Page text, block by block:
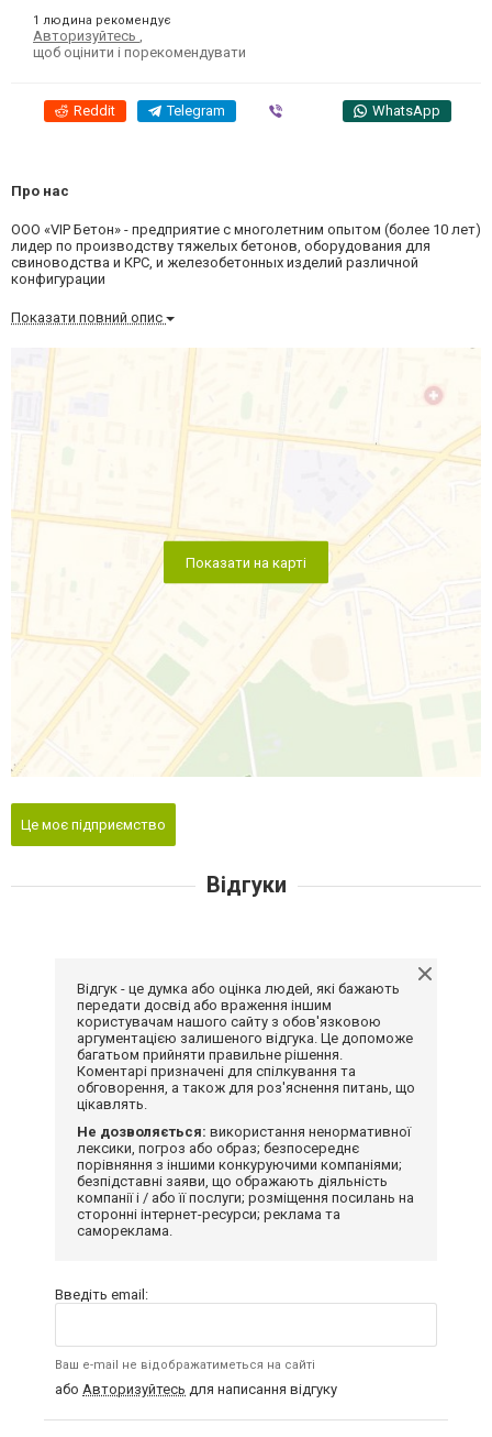
1 людина рекомендує
Авторизуйтесь
щоб оцінити і порекомендувати
Reddit Telegram WhatsApp
Про нас
ООО «VIP Бетон» - предприятие с многолетним опытом (более 10 лет)
лидер по производству тяжелых бетонов, оборудования для
свиноводства и КРС, и железобетонных изделий различной
конфигурации
Показати повний опис
Показати на карті
Це моє підприємство
Відгуки
Відгук - це думка або оцінка людей, які бажають
передати досвід або враження іншим
користувачам нашого сайту з обов'язковою
аргументацією залишеного відгука. Це допоможе
багатьом прийняти правильне рішення.
Коментарі призначені для спілкування та
обговорення, а також для роз'яснення питань, що
цікавлять.
Не дозволяється: використання ненормативної
лексики, погроз або образ; безпосереднє
порівняння з іншими конкуруючими компаніями;
безпідставні заяви, що ображають діяльність
компанії і / або її послуги; розміщення посилань на
сторонні інтернет-ресурси; реклама та
самореклама.
Введіть email:
Ваш e-mail не відображатиметься на сайті
або Авторизуйтесь для написання відгуку